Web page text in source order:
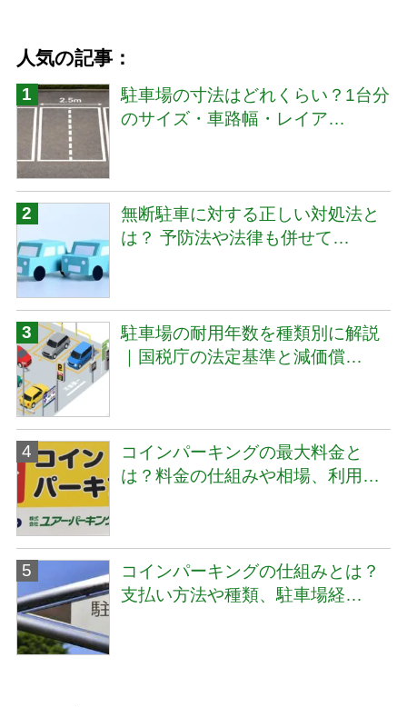
人気の記事：
駐車場の寸法はどれくらい？1台分
のサイズ・車路幅・レイア…
無断駐車に対する正しい対処法と
は？ 予防法や法律も併せて…
駐車場の耐用年数を種類別に解説
｜国税庁の法定基準と減価償…
コインパーキングの最大料金と
は？料金の仕組みや相場、利用…
コインパーキングの仕組みとは？
支払い方法や種類、駐車場経…